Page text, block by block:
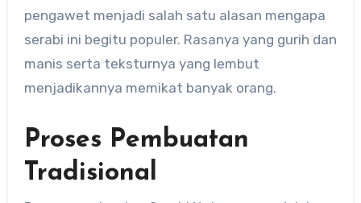
pengawet menjadi salah satu alasan mengapa
serabi ini begitu populer. Rasanya yang gurih dan
manis serta teksturnya yang lembut
menjadikannya memikat banyak orang.
Proses Pembuatan
Tradisional